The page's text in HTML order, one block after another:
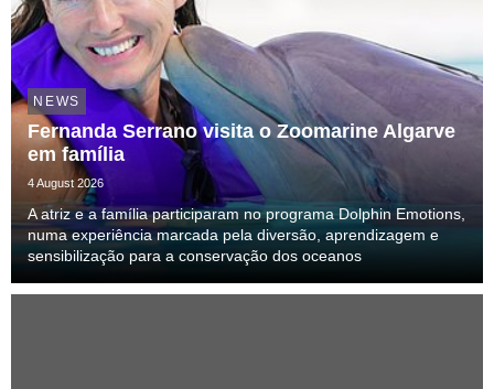
NEWS
Fernanda Serrano visita o Zoomarine Algarve
em família
4 August 2026
A atriz e a família participaram no programa Dolphin Emotions,
numa experiência marcada pela diversão, aprendizagem e
sensibilização para a conservação dos oceanos